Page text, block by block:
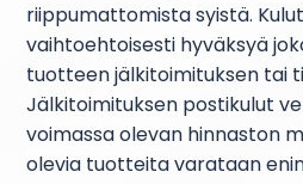
riippumattomista syistä.
vaihtoehtoisesti hyväksyä
tuotteen jälkitoimituksen tai
Jälkitoimituksen postikulut
voimassa olevan hinnaston
olevia tuotteita varataan